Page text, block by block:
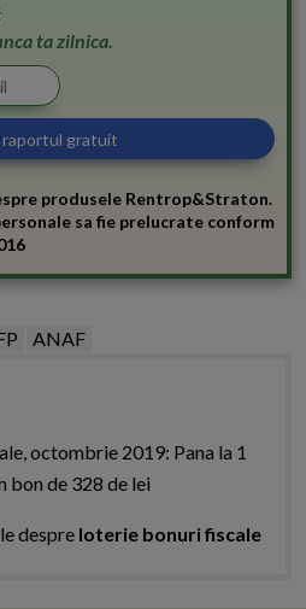
ta zilnica.
produsele Rentrop&Straton.
sa fie prelucrate conform
ANAF
octombrie 2019: Pana la 1
bon de 328 de lei
despre loterie bonuri fiscale